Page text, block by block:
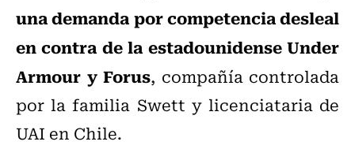
una demanda por competencia desleal
en contra de la estadounidense Under
Armour y Forus, compañía controlada
por la familia Swett y licenciataria de
UAI en Chile.